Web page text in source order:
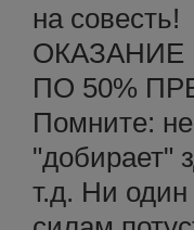
на совесть!
ПО 50%
Помните: не
"добирает"
т.д. Ни